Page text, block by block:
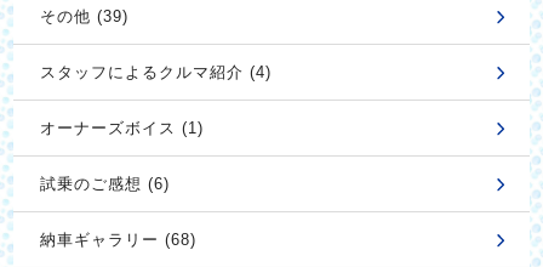
その他 (39)
スタッフによるクルマ紹介 (4)
オーナーズボイス (1)
試乗のご感想 (6)
納車ギャラリー (68)